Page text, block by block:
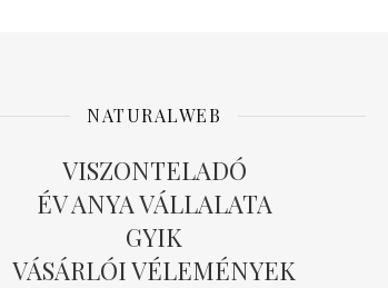
NATURALWEB
VISZONTELADÓ
ÉV ANYA VÁLLALATA
GYIK
VÁSÁRLÓI VÉLEMÉNYEK